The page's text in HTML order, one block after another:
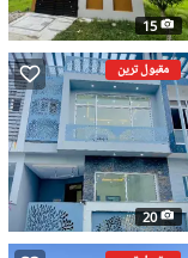
15
مقبول ترین
20